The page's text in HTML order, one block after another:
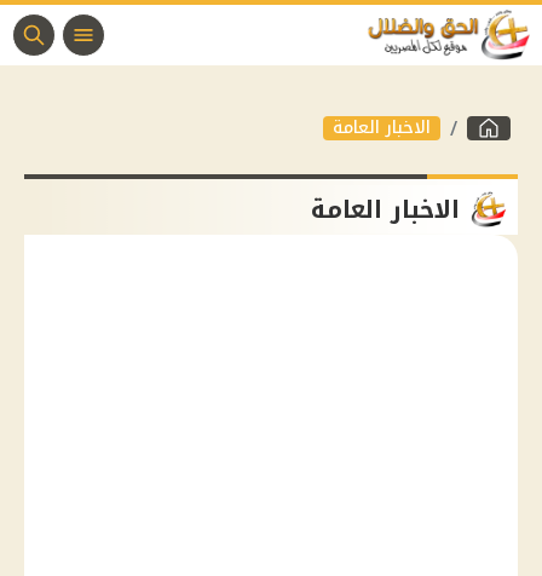
الاخبار العامة
الاخبار العامة